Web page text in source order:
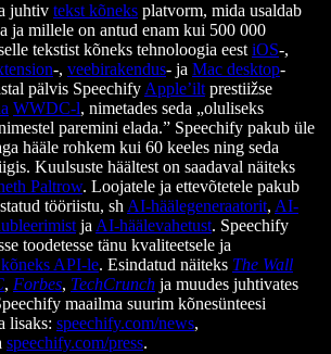
juhtiv tekst kõneks platvorm, mida usaldab
ja millele on antud enam kui 500 000
tekstist kõneks tehnoloogia eest iOS-,
-, veebirakendus- ja Mac desktop-
pälvis Speechify Apple’ilt prestiižse
WWDC-l, nimetades seda „oluliseks
paremini elada.” Speechify pakub üle
hääle rohkem kui 60 keeles ning seda
Kuulsuste häältest on saadaval näiteks
Paltrow. Loojatele ja ettevõtetele pakub
tööriistu, sh AI-häälegeneraatorit, AI-
ja AI-häälevahetust. Speechify
toodetesse tänu kvaliteetsele ja
API-le. Esindatud näiteks The Wall
, Forbes, TechCrunch ja muudes juhtivates
maailma suurim kõnesünteesi
lisaks: speechify.com/news,
speechify.com/press.